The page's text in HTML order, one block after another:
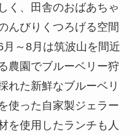
く、⽥舎のおばあちゃ
んびりくつろげる空間
～8月は筑波山を間近
農園でブルーベリー狩
れた新鮮なブルーベリ
使った自家製ジェラー
を使用したランチも人